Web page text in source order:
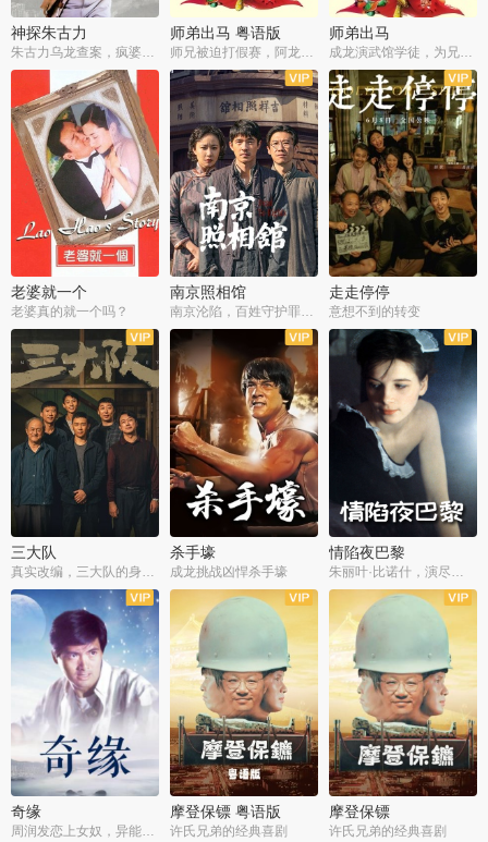
神探朱古力
朱古力乌龙查案，疯婆子神助攻
师弟出马 粤语版
师兄被迫打假赛，阿龙追查斗黑帮
师弟出马
成龙演武馆学徒，为兄搏命战黑道
老婆就一个
老婆真的就一个吗？
南京照相馆
南京沦陷，百姓守护罪证底片
走走停停
意想不到的转变
三大队 杀手壕
成龙挑战凶悍杀手壕
情陷夜巴黎
奇缘
周润发恋上女奴，异能护体战邪派
摩登保镖 粤语版
许氏兄弟的经典喜剧
摩登保镖
许氏兄弟的经典喜剧